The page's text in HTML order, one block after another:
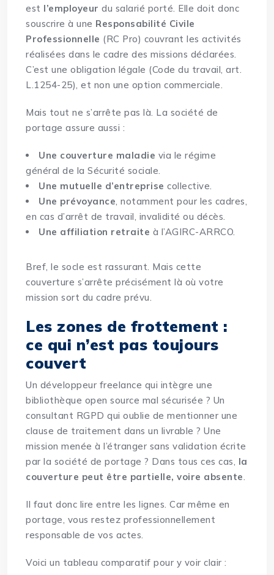
est l’employeur du salarié porté. Elle doit donc
souscrire à une Responsabilité Civile
Professionnelle (RC Pro) couvrant les activités
réalisées dans le cadre des missions déclarées.
C’est une obligation légale (Code du travail, art.
L.1254-25), et non une option commerciale.
Mais tout ne s’arrête pas là. La société de
portage assure aussi :
Une couverture maladie via le régime
général de la Sécurité sociale.
Une mutuelle d’entreprise collective.
Une prévoyance, notamment pour les cadres,
en cas d’arrêt de travail, invalidité ou décès.
Une affiliation retraite à l’AGIRC-ARRCO.
Bref, le socle est rassurant. Mais cette
couverture s’arrête précisément là où votre
mission sort du cadre prévu.
Les zones de frottement :
ce qui n’est pas toujours
couvert
Un développeur freelance qui intègre une
bibliothèque open source mal sécurisée ? Un
consultant RGPD qui oublie de mentionner une
clause de traitement dans un livrable ? Une
mission menée à l’étranger sans validation écrite
par la société de portage ? Dans tous ces cas, la
couverture peut être partielle, voire absente.
Il faut donc lire entre les lignes. Car même en
portage, vous restez professionnellement
responsable de vos actes.
Voici un tableau comparatif pour y voir clair :